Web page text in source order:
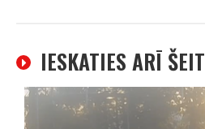
IESKATIES ARĪ ŠEIT